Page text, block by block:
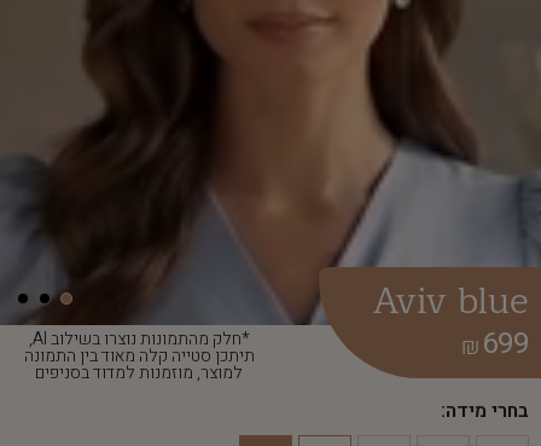
*חלק מהתמונות נוצרו בשילוב AI,
תיתכן סטייה קלה מאוד בין התמונה
למוצר, מוזמנות למדוד בסניפים
Aviv blue
699
₪
בחרי מידה: